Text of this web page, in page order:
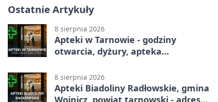
Ostatnie Artykuły
8 sierpnia 2026
Apteki w Tarnowie - godziny
otwarcia, dyżury, apteka
8 sierpnia 2026
Apteki Biadoliny Radłowskie, gmina